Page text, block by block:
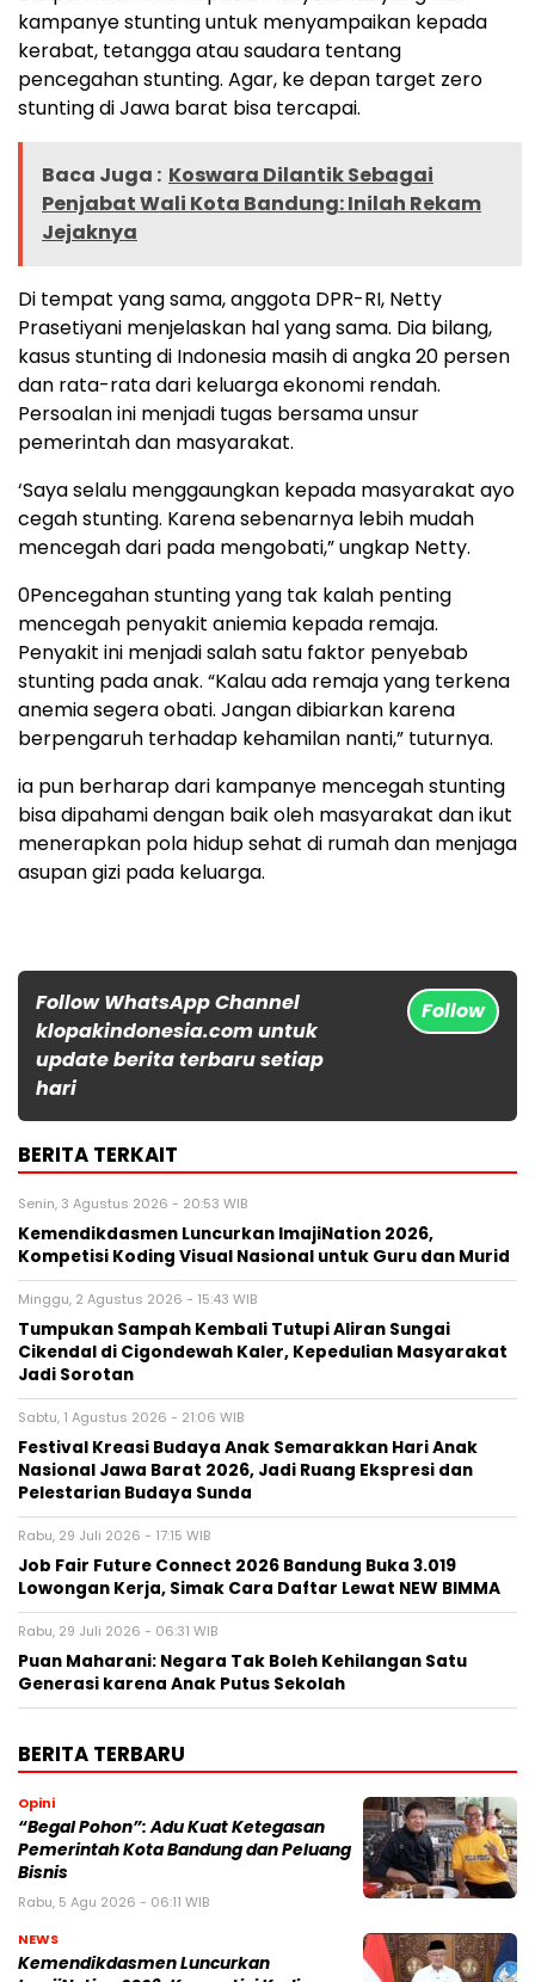
kampanye stunting untuk menyampaikan kepada
kerabat, tetangga atau saudara tentang
pencegahan stunting. Agar, ke depan target zero
stunting di Jawa barat bisa tercapai.
Baca Juga : Koswara Dilantik Sebagai
Penjabat Wali Kota Bandung: Inilah Rekam
Jejaknya
Di tempat yang sama, anggota DPR-RI, Netty
Prasetiyani menjelaskan hal yang sama. Dia bilang,
kasus stunting di Indonesia masih di angka 20 persen
dan rata-rata dari keluarga ekonomi rendah.
Persoalan ini menjadi tugas bersama unsur
pemerintah dan masyarakat.
‘Saya selalu menggaungkan kepada masyarakat ayo
cegah stunting. Karena sebenarnya lebih mudah
mencegah dari pada mengobati,” ungkap Netty.
0Pencegahan stunting yang tak kalah penting
mencegah penyakit aniemia kepada remaja.
Penyakit ini menjadi salah satu faktor penyebab
stunting pada anak. “Kalau ada remaja yang terkena
anemia segera obati. Jangan dibiarkan karena
berpengaruh terhadap kehamilan nanti,” tuturnya.
ia pun berharap dari kampanye mencegah stunting
bisa dipahami dengan baik oleh masyarakat dan ikut
menerapkan pola hidup sehat di rumah dan menjaga
asupan gizi pada keluarga.
Follow WhatsApp Channel
klopakindonesia.com untuk
update berita terbaru setiap
hari
Follow
BERITA TERKAIT
Senin, 3 Agustus 2026 - 20:53 WIB
Kemendikdasmen Luncurkan ImajiNation 2026,
Kompetisi Koding Visual Nasional untuk Guru dan Murid
Minggu, 2 Agustus 2026 - 15:43 WIB
Tumpukan Sampah Kembali Tutupi Aliran Sungai
Cikendal di Cigondewah Kaler, Kepedulian Masyarakat
Jadi Sorotan
Sabtu, 1 Agustus 2026 - 21:06 WIB
Festival Kreasi Budaya Anak Semarakkan Hari Anak
Nasional Jawa Barat 2026, Jadi Ruang Ekspresi dan
Pelestarian Budaya Sunda
Rabu, 29 Juli 2026 - 17:15 WIB
Job Fair Future Connect 2026 Bandung Buka 3.019
Lowongan Kerja, Simak Cara Daftar Lewat NEW BIMMA
Rabu, 29 Juli 2026 - 06:31 WIB
Puan Maharani: Negara Tak Boleh Kehilangan Satu
Generasi karena Anak Putus Sekolah
BERITA TERBARU
Opini
“Begal Pohon”: Adu Kuat Ketegasan
Pemerintah Kota Bandung dan Peluang
Bisnis
Rabu, 5 Agu 2026 - 06:11 WIB
NEWS
Kemendikdasmen Luncurkan